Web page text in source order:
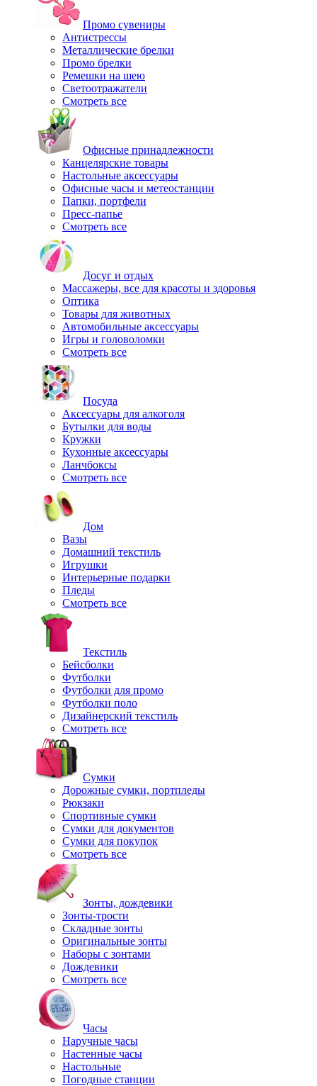
Промо сувениры
Антистрессы
Металлические брелки
Промо брелки
Ремешки на шею
Светоотражатели
Смотреть все
Офисные принадлежности
Канцелярские товары
Настольные аксессуары
Офисные часы и метеостанции
Папки, портфели
Пресс-папье
Смотреть все
Досуг и отдых
Массажеры, все для красоты и здоровья
Оптика
Товары для животных
Автомобильные аксессуары
Игры и головоломки
Смотреть все
Посуда
Аксессуары для алкоголя
Бутылки для воды
Кружки
Кухонные аксессуары
Ланчбоксы
Смотреть все
Дом
Вазы
Домашний текстиль
Игрушки
Интерьерные подарки
Пледы
Смотреть все
Текстиль
Бейсболки
Футболки
Футболки для промо
Футболки поло
Дизайнерский текстиль
Смотреть все
Сумки
Дорожные сумки, портпледы
Рюкзаки
Спортивные сумки
Сумки для документов
Сумки для покупок
Смотреть все
Зонты, дождевики
Зонты-трости
Складные зонты
Оригинальные зонты
Наборы с зонтами
Дождевики
Смотреть все
Часы
Наручные часы
Настенные часы
Настольные
Погодные станции